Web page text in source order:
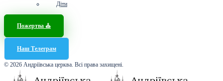
Діти
Пожертва ⛪️
Наш Телеграм
© 2026 Андріївська церква. Всі права захищені.